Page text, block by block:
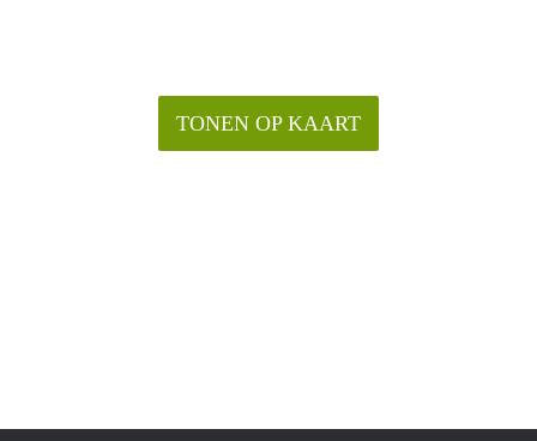
TONEN OP KAART